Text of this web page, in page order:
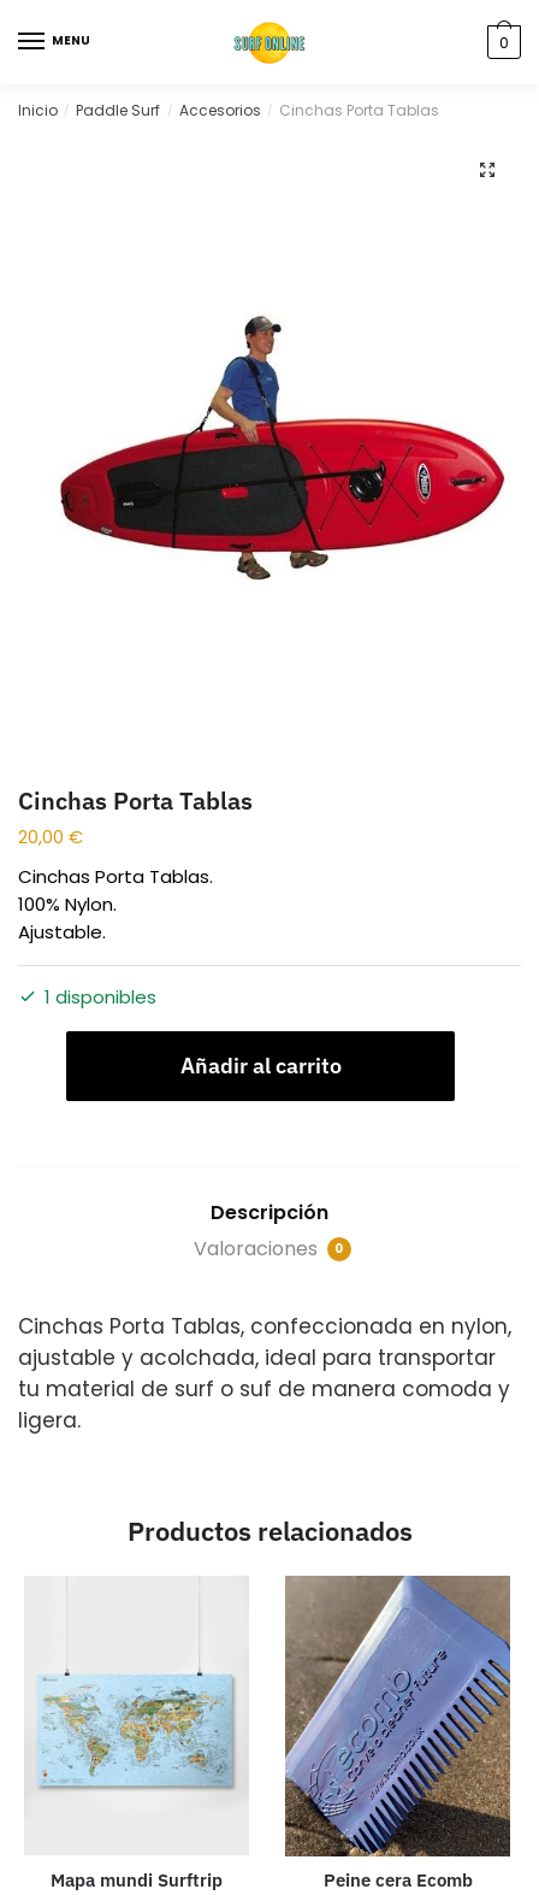
MENU 0
Inicio / Paddle Surf / Accesorios / Cinchas Porta Tablas
🔍
Cinchas Porta Tablas
20,00 €
Cinchas Porta Tablas.
100% Nylon.
Ajustable.
1 disponibles
Añadir al carrito
Descripción
Valoraciones
0
Cinchas Porta Tablas, confeccionada en nylon,
ajustable y acolchada, ideal para transportar
tu material de surf o suf de manera comoda y
ligera.
Productos relacionados
Mapa mundi Surftrip Peine cera Ecomb